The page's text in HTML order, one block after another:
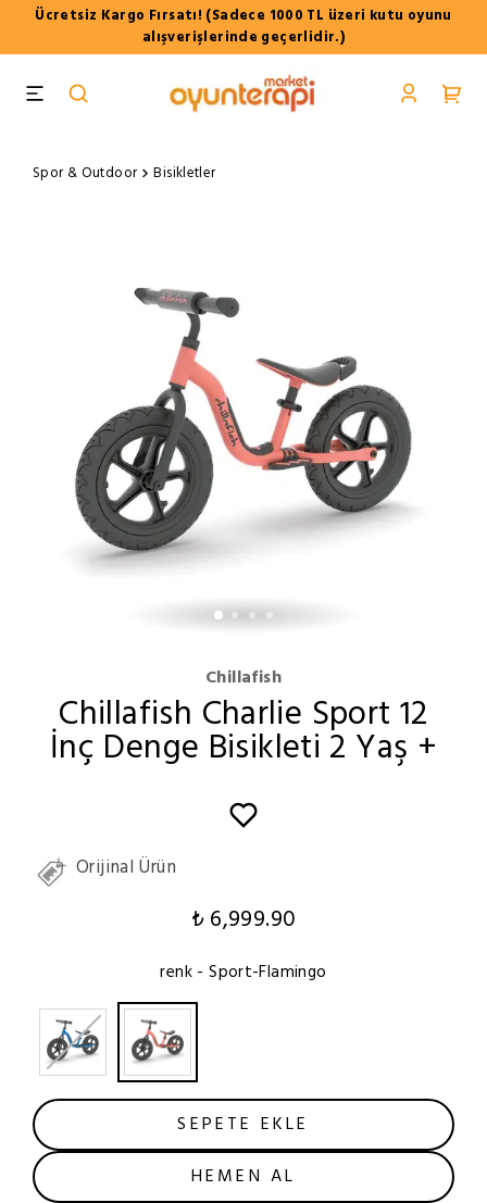
Ücretsiz Kargo Fırsatı! (Sadece 1000 TL üzeri kutu oyunu
alışverişlerinde geçerlidir.)
Spor & Outdoor Bisikletler
Chillafish
Chillafish Charlie Sport 12
İnç Denge Bisikleti 2 Yaş +
Orijinal Ürün
₺ 6,999.90
renk - Sport-Flamingo
SEPETE EKLE
HEMEN AL